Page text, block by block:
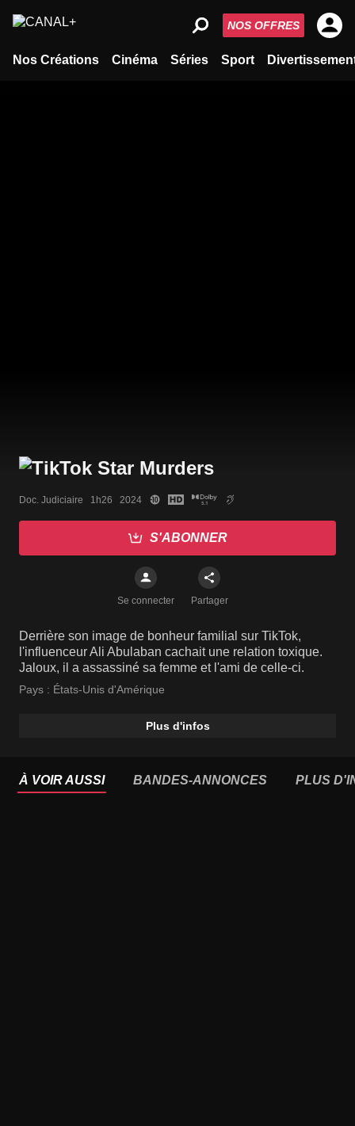
Nos Créations Cinéma Séries Sport
NOS OFFRES
Doc. Judiciaire   1h26   2024
S'ABONNER
Se connecter Partager
Derrière son image de bonheur familial sur TikTok,
l'influenceur Ali Abulaban cachait une relation toxique.
Jaloux, il a assassiné sa femme et l'ami de celle-ci.
Pays : États-Unis d'Amérique
Plus d'infos
À VOIR AUSSI BANDES-ANNONCES PLUS